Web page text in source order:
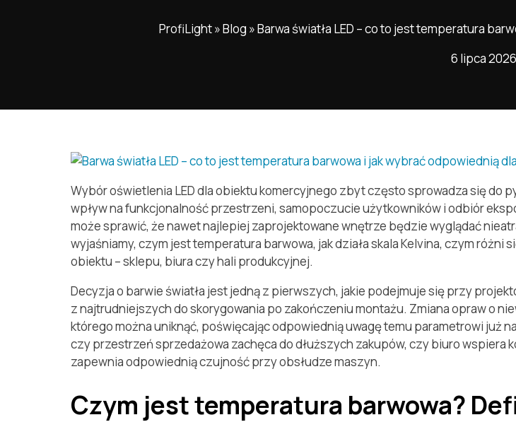
ProfiLight»Blog »Barwa światła LED – co to jest temperatura
6 lipca 2026
Wybór oświetlenia LED dla obiektu komercyjnego zbyt często sprowadza się do
wpływ na funkcjonalność przestrzeni, samopoczucie użytkowników i odbiór
może sprawić, że nawet najlepiej zaprojektowane wnętrze będzie wyglądać
wyjaśniamy, czym jest temperatura barwowa, jak działa skala Kelvina, czym różni
obiektu – sklepu, biura czy hali produkcyjnej.
Decyzja o barwie światła jest jedną z pierwszych, jakie podejmuje się przy
z najtrudniejszych do skorygowania po zakończeniu montażu. Zmiana opraw o
którego można uniknąć, poświęcając odpowiednią uwagę temu parametrowi już
czy przestrzeń sprzedażowa zachęca do dłuższych zakupów, czy biuro wspiera
zapewnia odpowiednią czujność przy obsłudze maszyn.
Czym jest temperatura barwowa?